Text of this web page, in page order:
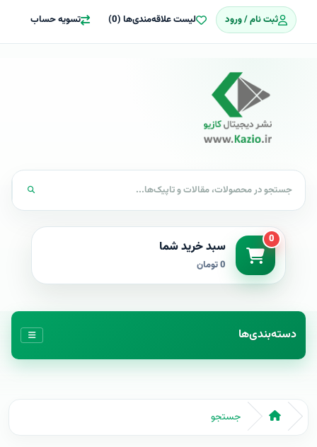
ثبت نام / ورود لیست علاقه‌مندی‌ها (0) تسویه حساب
0 سبد خرید شما
0 تومان
دسته‌بندی‌ها
جستجو